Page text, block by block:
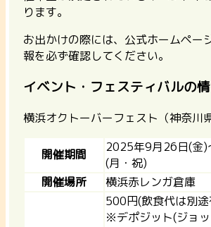
ります。
お出かけの際には、公式ホームペー
報を必ず確認してください。
イベント・フェスティバルの
横浜オクトーバーフェスト（神奈川
開催期間
2025年9月26日(金)
(月・祝)
開催場所
横浜赤レンガ倉庫
500円(飲食代は別
※デポジット(ジョ